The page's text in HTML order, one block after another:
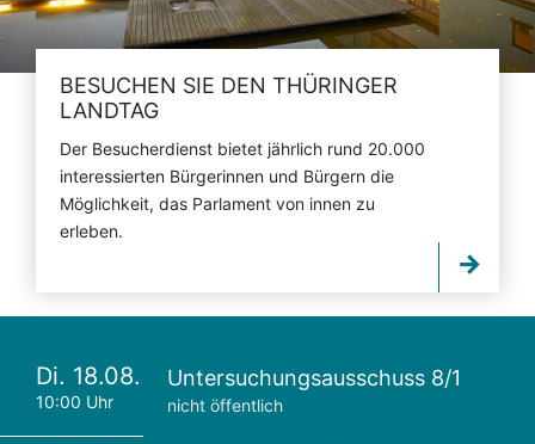
BESUCHEN SIE DEN THÜRINGER
LANDTAG
Der Besucherdienst bietet jährlich rund 20.000
interessierten Bürgerinnen und Bürgern die
Möglichkeit, das Parlament von innen zu
erleben.
Di. 18.08.
10:00 Uhr
Untersuchungsausschuss 8/1
nicht öffentlich